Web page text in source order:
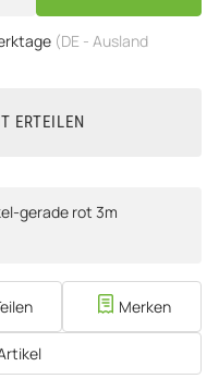
(DE - Ausland
ERTEILEN
gerade rot 3m
Merken